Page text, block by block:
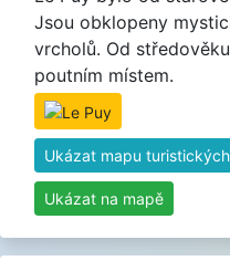
Jsou obklopeny
vrcholů. Od
poutním místem.
Ukázat mapu
Ukázat na mapě